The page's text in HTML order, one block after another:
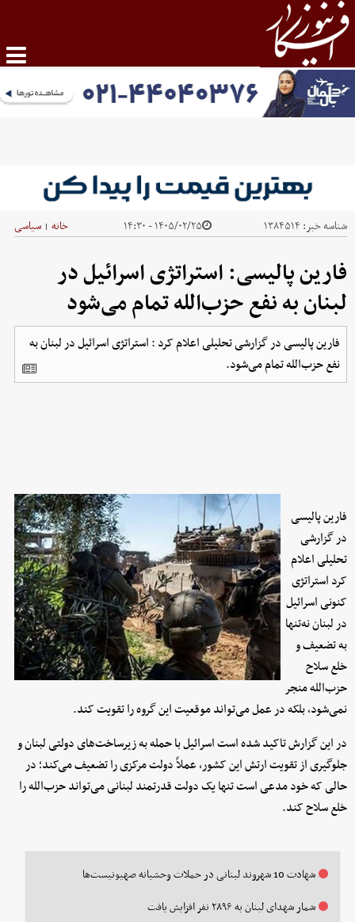
شناسه خبر: ۱۳۸۴۵۱۴ ۱۴۰۵/۰۲/۲۵ - ۱۴:۳۰ خانه | سیاسی
فارین پالیسی: استراتژی اسرائیل در
لبنان به نفع حزب‌الله تمام می‌شود
فارین پالیسی در گزارشی تحلیلی اعلام کرد : استراتژی اسرائیل در لبنان به
نفع حزب‌الله تمام می‌شود.
فارین پالیسی
در گزارشی
تحلیلی اعلام
کرد استراتژی
کنونی اسرائیل
در لبنان نه‌تنها
به تضعیف و
خلع سلاح
حزب‌الله منجر
نمی‌شود، بلکه در عمل می‌تواند موقعیت این گروه را تقویت کند.
در این گزارش تاکید شده است اسرائیل با حمله به زیرساخت‌های دولتی لبنان و
جلوگیری از تقویت ارتش این کشور، عملاً دولت مرکزی را تضعیف می‌کند؛ در
حالی که خود مدعی است تنها یک دولت قدرتمند لبنانی می‌تواند حزب‌الله را
خلع سلاح کند.
شهادت 10 شهروند لبنانی در حملات وحشیانه صهیونیست‌ها
شمار شهدای لبنان به ۲۸۹۶ نفر افزایش یافت